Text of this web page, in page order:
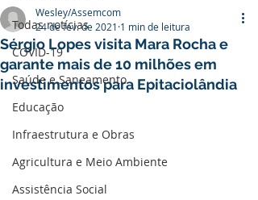
Todas notícias
COVID-19
Saúde e Saneamento
Educação
Infraestrutura e Obras
Agricultura e Meio Ambiente
Assistência Social
Sérgio Lopes visita Mara Rocha e
garante mais de 10 milhões em
investimentos para Epitaciolândia
Wesley/Assemcom
24 de fev. de 2021 1 min de leitura